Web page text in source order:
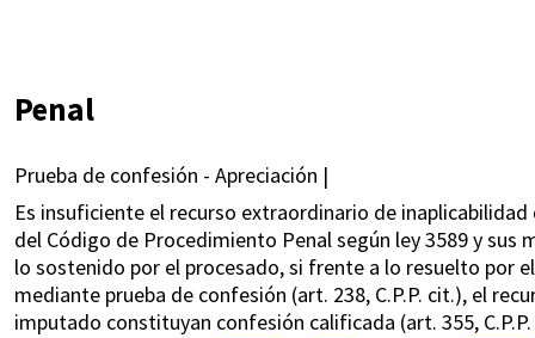
Penal
Prueba de confesión - Apreciación |
Es insuficiente el recurso extraordinario de
del Código de Procedimiento Penal según ley 3589 y
lo sostenido por el procesado, si frente a lo resuelto por
mediante prueba de confesión (art. 238, C.P.P. cit.), el
imputado constituyan confesión calificada (art. 355,